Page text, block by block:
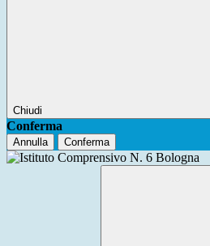
Chiudi
Conferma
Annulla Conferma